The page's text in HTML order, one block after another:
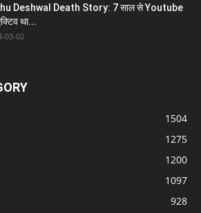
Deshwal Death Story: 7 साल से Youtube
था...
03-02
1504
1275
1200
1097
928